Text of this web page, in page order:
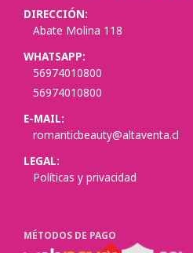
DIRECCIÓN:
Abate Molina 118
WHATSAPP:
56974010800
56974010800
E-MAIL:
romanticbeauty@altaventa.cl
LEGAL:
Políticas y privacidad
MÉTODOS DE PAGO